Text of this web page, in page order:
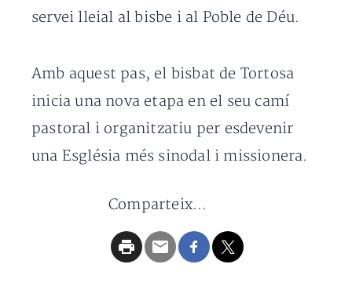
servei lleial al bisbe i al Poble de Déu.
Amb aquest pas, el bisbat de Tortosa
inicia una nova etapa en el seu camí
pastoral i organitzatiu per esdevenir
una Església més sinodal i missionera.
Comparteix...